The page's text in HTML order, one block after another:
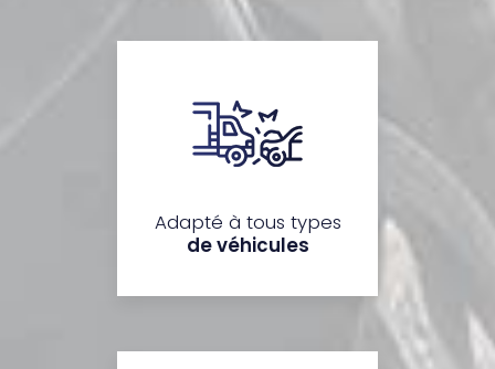
Adapté à tous types
de véhicules